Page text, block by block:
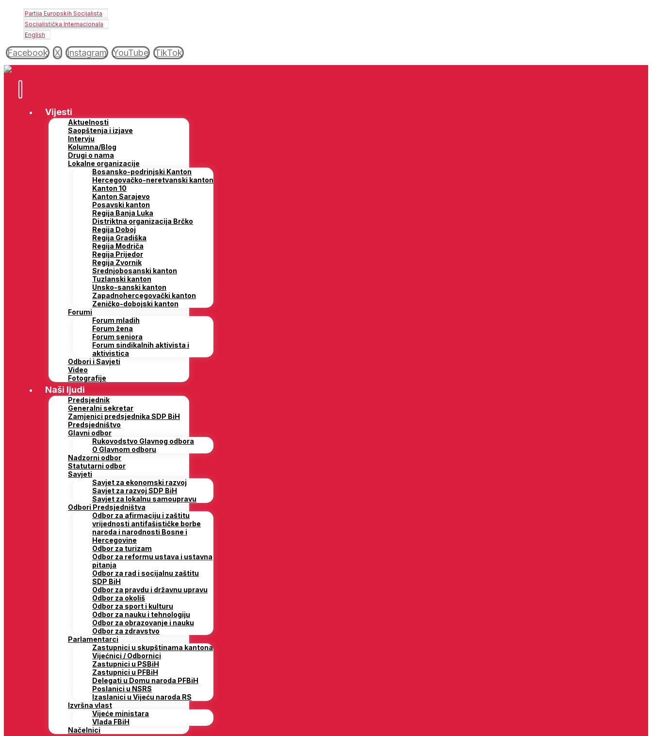
Partija Europskih Socijalista
Socijalistička Internacionala
English
Facebook X Instagram YouTube TikTok
Vijesti
Aktuelnosti
Saopštenja i izjave
Intervju
Kolumna/Blog
Drugi o nama
Lokalne organizacije
Bosansko-podrinjski Kanton
Hercegovačko-neretvanski kanton
Kanton 10
Kanton Sarajevo
Posavski kanton
Regija Banja Luka
Distriktna organizacija Brčko
Regija Doboj
Regija Gradiška
Regija Modriča
Regija Prijedor
Regija Zvornik
Srednjobosanski kanton
Tuzlanski kanton
Unsko-sanski kanton
Zapadnohercegovački kanton
Zeničko-dobojski kanton
Forumi
Forum mladih
Forum žena
Forum seniora
Forum sindikalnih aktivista i
aktivistica
Odbori i Savjeti
Video
Fotografije
Naši ljudi
Predsjednik
Generalni sekretar
Zamjenici predsjednika SDP BiH
Predsjedništvo
Glavni odbor
Rukovodstvo Glavnog odbora
O Glavnom odboru
Nadzorni odbor
Statutarni odbor
Savjeti
Savjet za ekonomski razvoj
Savjet za razvoj SDP BiH
Savjet za lokalnu samoupravu
Odbori Predsjedništva
Odbor za afirmaciju i zaštitu
vrijednosti antifašističke borbe
naroda i narodnosti Bosne i
Hercegovine
Odbor za turizam
Odbor za reformu ustava i ustavna
pitanja
Odbor za rad i socijalnu zaštitu
SDP BiH
Odbor za pravdu i državnu upravu
Odbor za okoliš
Odbor za sport i kulturu
Odbor za nauku i tehnologiju
Odbor za obrazovanje i nauku
Odbor za zdravstvo
Parlamentarci
Zastupnici u skupštinama kantona
Vijećnici / Odbornici
Zastupnici u PSBiH
Zastupnici u PFBiH
Delegati u Domu naroda PFBiH
Poslanici u NSRS
Izaslanici u Vijeću naroda RS
Izvršna vlast
Vijeće ministara
Vlada FBiH
Načelnici